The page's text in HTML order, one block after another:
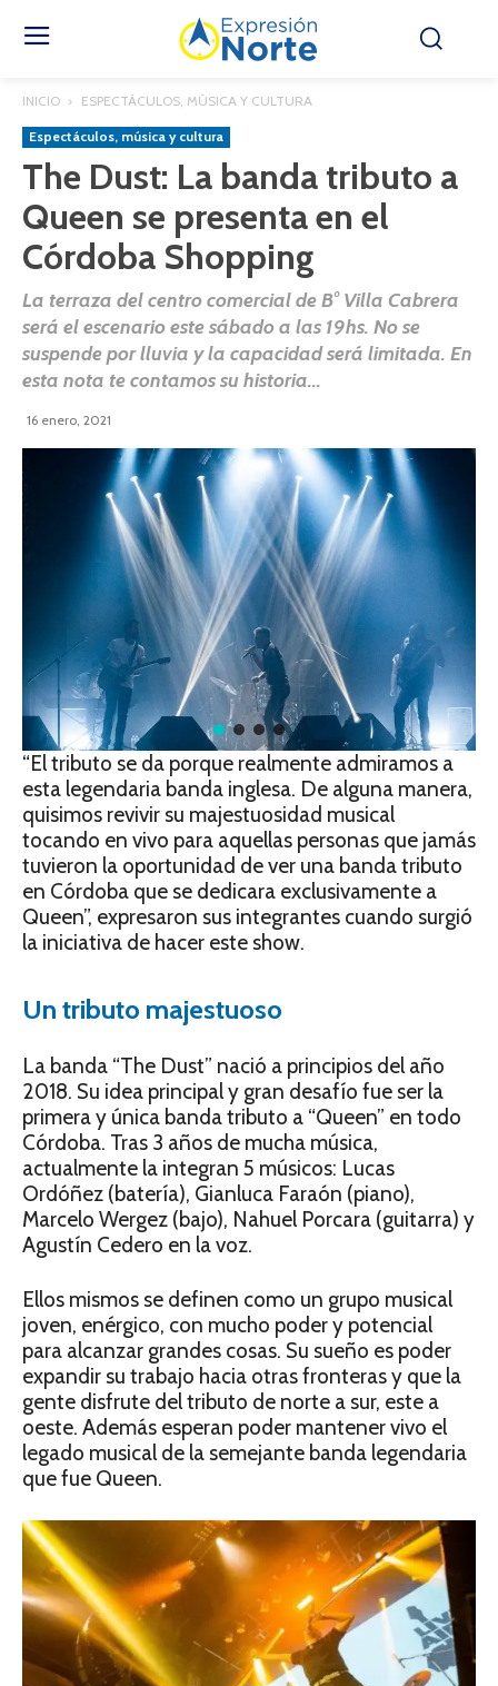
INICIO ESPECTÁCULOS, MÚSICA Y CULTURA
Espectáculos, música y cultura
The Dust: La banda tributo a
Queen se presenta en el
Córdoba Shopping
La terraza del centro comercial de B° Villa Cabrera
será el escenario este sábado a las 19hs. No se
suspende por lluvia y la capacidad será limitada. En
esta nota te contamos su historia...
16 enero, 2021
“El tributo se da porque realmente admiramos a
esta legendaria banda inglesa. De alguna manera,
quisimos revivir su majestuosidad musical
tocando en vivo para aquellas personas que jamás
tuvieron la oportunidad de ver una banda tributo
en Córdoba que se dedicara exclusivamente a
Queen”, expresaron sus integrantes cuando surgió
la iniciativa de hacer este show.
Un tributo majestuoso
La banda “The Dust” nació a principios del año
2018. Su idea principal y gran desafío fue ser la
primera y única banda tributo a “Queen” en todo
Córdoba. Tras 3 años de mucha música,
actualmente la integran 5 músicos: Lucas
Ordóñez (batería), Gianluca Faraón (piano),
Marcelo Wergez (bajo), Nahuel Porcara (guitarra) y
Agustín Cedero en la voz.
Ellos mismos se definen como un grupo musical
joven, enérgico, con mucho poder y potencial
para alcanzar grandes cosas. Su sueño es poder
expandir su trabajo hacia otras fronteras y que la
gente disfrute del tributo de norte a sur, este a
oeste. Además esperan poder mantener vivo el
legado musical de la semejante banda legendaria
que fue Queen.